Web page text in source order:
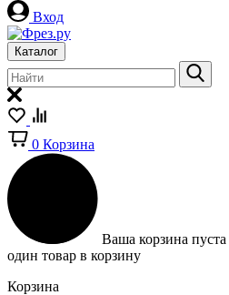
Вход
Каталог
0 Корзина
Ваша корзина пуста
один товар в корзину
Корзина